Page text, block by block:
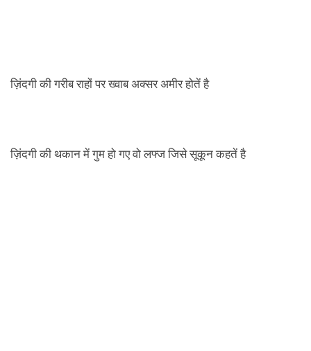
ज़िंदगी की गरीब राहों पर ख्वाब अक्सर अमीर होतें है
ज़िंदगी की थकान में गुम हो गए वो लफ्ज जिसे सूकून कहतें है